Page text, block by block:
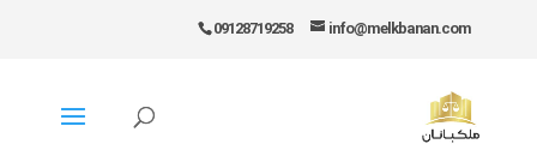
09128719258 info@melkbanan.com